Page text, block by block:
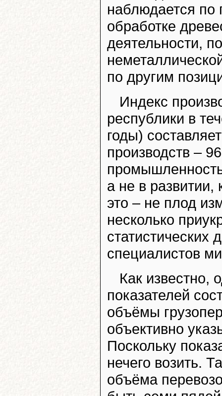
наблюдается по
обработке
деятельности,
по другим
Индекс
республики в
годы)
производств –
а не в
это – не плод
несколько
статистических
специалистов
Как известно,
показателей
объёмы
объективно
Поскольку
нечего возить.
объёма